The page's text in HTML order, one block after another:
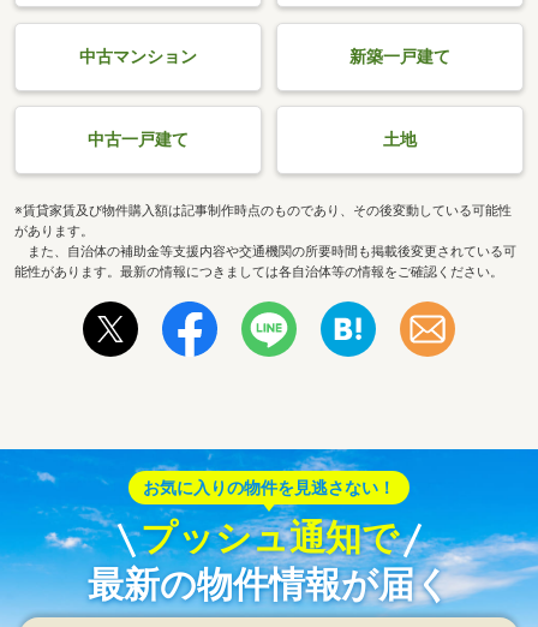
中古マンション 新築一戸建て
中古一戸建て 土地
※賃貸家賃及び物件購入額は記事制作時点のものであり、その後変動している可能性
があります。
また、自治体の補助金等支援内容や交通機関の所要時間も掲載後変更されている可
能性があります。最新の情報につきましては各自治体等の情報をご確認ください。
お気に入りの物件を見逃さない！
プッシュ通知で
最新の物件情報が届く